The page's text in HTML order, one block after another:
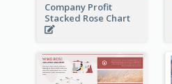
Company Profit
Stacked Rose Chart